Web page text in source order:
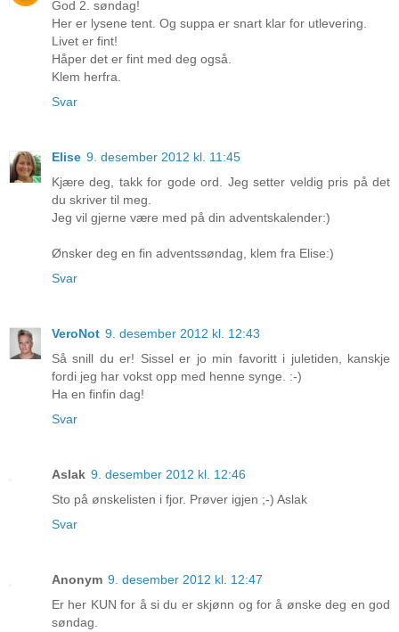
God 2. søndag!
Her er lysene tent. Og suppa er snart klar for utlevering.
Livet er fint!
Håper det er fint med deg også.
Klem herfra.
Svar
Elise 9. desember 2012 kl. 11:45
Kjære deg, takk for gode ord. Jeg setter veldig pris på det
du skriver til meg.
Jeg vil gjerne være med på din adventskalender:)
Ønsker deg en fin adventssøndag, klem fra Elise:)
Svar
VeroNot 9. desember 2012 kl. 12:43
Så snill du er! Sissel er jo min favoritt i juletiden, kanskje
fordi jeg har vokst opp med henne synge. :-)
Ha en finfin dag!
Svar
Aslak 9. desember 2012 kl. 12:46
Sto på ønskelisten i fjor. Prøver igjen ;-) Aslak
Svar
Anonym 9. desember 2012 kl. 12:47
Er her KUN for å si du er skjønn og for å ønske deg en god
søndag.